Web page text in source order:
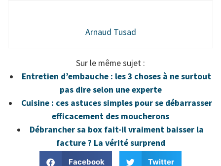
Arnaud Tusad
Sur le même sujet :
Entretien d’embauche : les 3 choses à ne surtout
pas dire selon une experte
Cuisine : ces astuces simples pour se débarrasser
efficacement des moucherons
Débrancher sa box fait-il vraiment baisser la
facture ? La vérité surprend
Facebook Twitter